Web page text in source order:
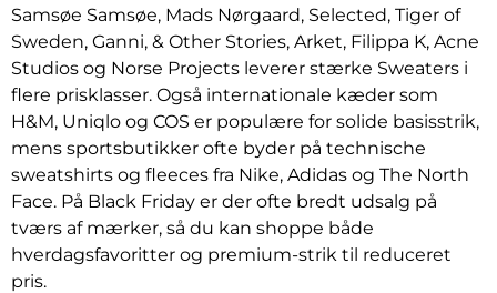
Samsøe Samsøe, Mads Nørgaard, Selected, Tiger of
Sweden, Ganni, & Other Stories, Arket, Filippa K, Acne
Studios og Norse Projects leverer stærke Sweaters i
flere prisklasser. Også internationale kæder som
H&M, Uniqlo og COS er populære for solide basisstrik,
mens sportsbutikker ofte byder på technische
sweatshirts og fleeces fra Nike, Adidas og The North
Face. På Black Friday er der ofte bredt udsalg på
tværs af mærker, så du kan shoppe både
hverdagsfavoritter og premium-strik til reduceret
pris.